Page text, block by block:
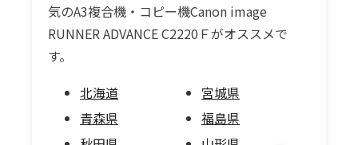
気のA3複合機・コピー機Canon image
RUNNER ADVANCE C2220Ｆがオススメで
す。
北海道
青森県
宮城県
福島県